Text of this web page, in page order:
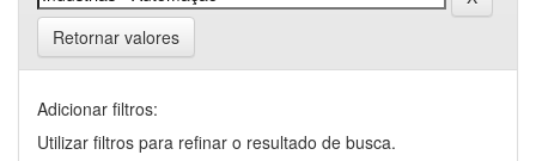
Retornar valores
Adicionar filtros:
Utilizar filtros para refinar o resultado de busca.